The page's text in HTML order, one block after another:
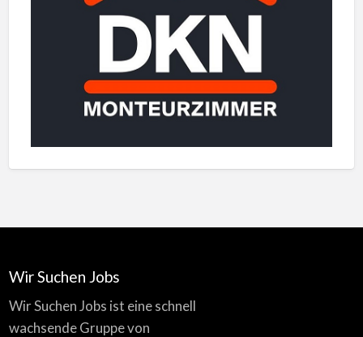
Wir Suchen Jobs
Wir Suchen Jobs ist eine schnell
wachsende Gruppe von